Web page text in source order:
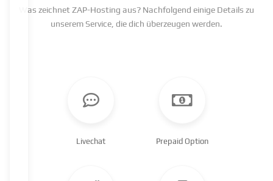
Was zeichnet ZAP-Hosting aus? Nachfolgend einige Details zu
unserem Service, die dich überzeugen werden.
Livechat Prepaid Option